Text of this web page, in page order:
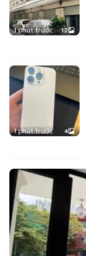
1 phút trước 12
1 phút trước 4